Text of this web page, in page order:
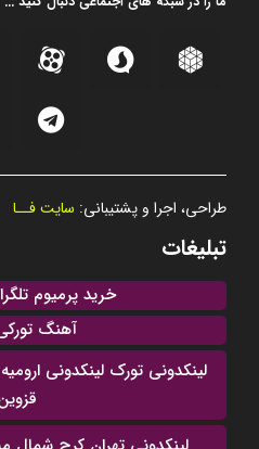
طراحی، اجرا و پشتیبانی: سایت فــا
تبلیغات
خرید پرمیوم
آهنگ
لینکدونی تورک لینکدونی